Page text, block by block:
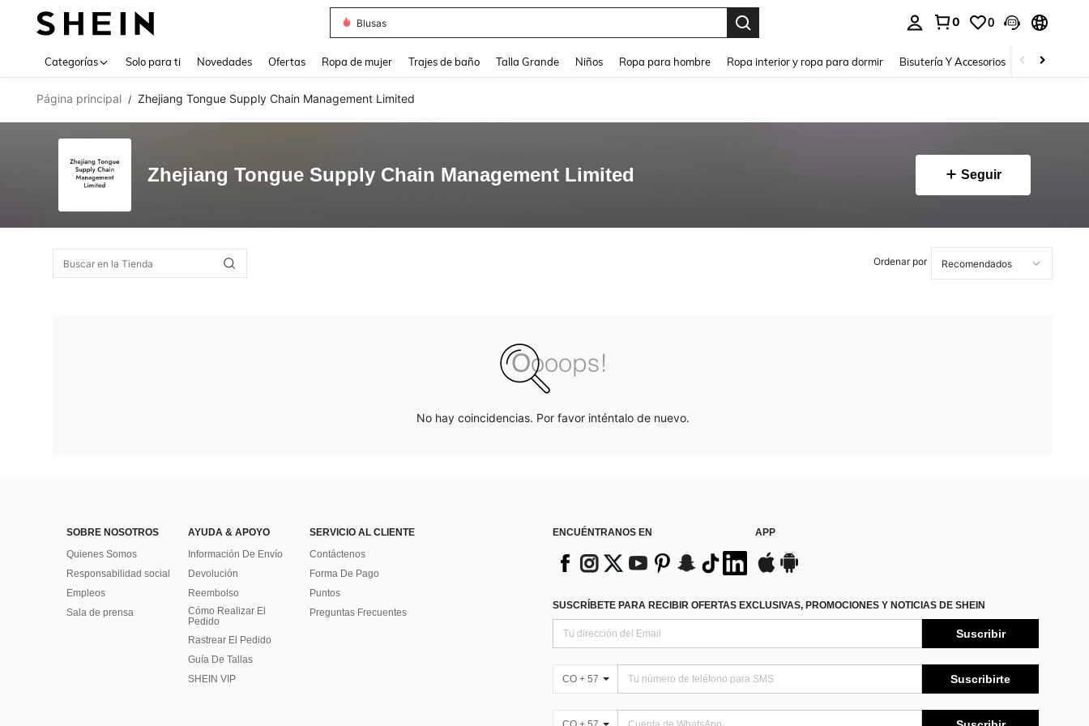
Blusas
0 0
Categorías Solo para ti Novedades Ofertas Ropa de mujer Trajes de baño Talla Grande Niños Ropa para hombre Ropa interior y ropa para dormir Bisutería Y Accesorios Zapatos
Página principal / Zhejiang Tongue Supply Chain Management Limited
Zhejiang Tongue Supply Chain Management Limited Seguir
Ordenar por
No hay coincidencias. Por favor inténtalo de nuevo.
SOBRE NOSOTROS
Quienes Somos
Responsabilidad social
Empleos
Sala de prensa
AYUDA & APOYO
Información De Envío
Devolución
Reembolso
Cómo Realizar El
Pedido
Rastrear El Pedido
Guía De Tallas
SHEIN VIP
SERVICIO AL CLIENTE
Contáctenos
Forma De Pago
Puntos
Preguntas Frecuentes
ENCUÉNTRANOS EN APP
SUSCRÍBETE PARA RECIBIR OFERTAS EXCLUSIVAS, PROMOCIONES Y NOTICIAS DE SHEIN
Suscribir
CO + 57 Suscribirte